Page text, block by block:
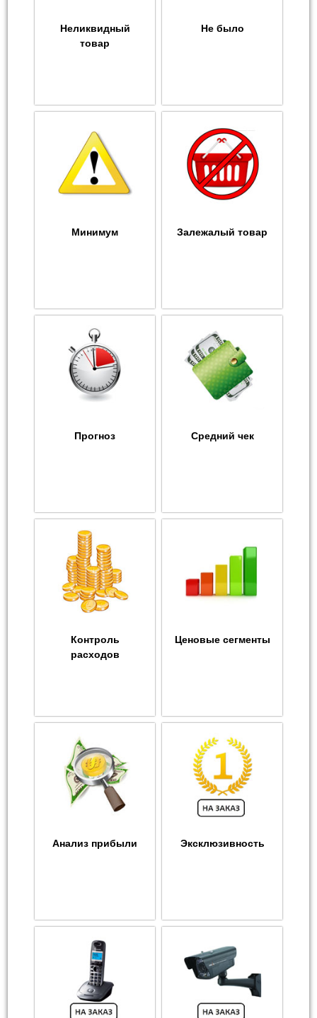
Неликвидный
товар
Не было
Минимум Залежалый товар
Прогноз Средний чек
Контроль
расходов
Ценовые сегменты
Анализ прибыли Эксклюзивность